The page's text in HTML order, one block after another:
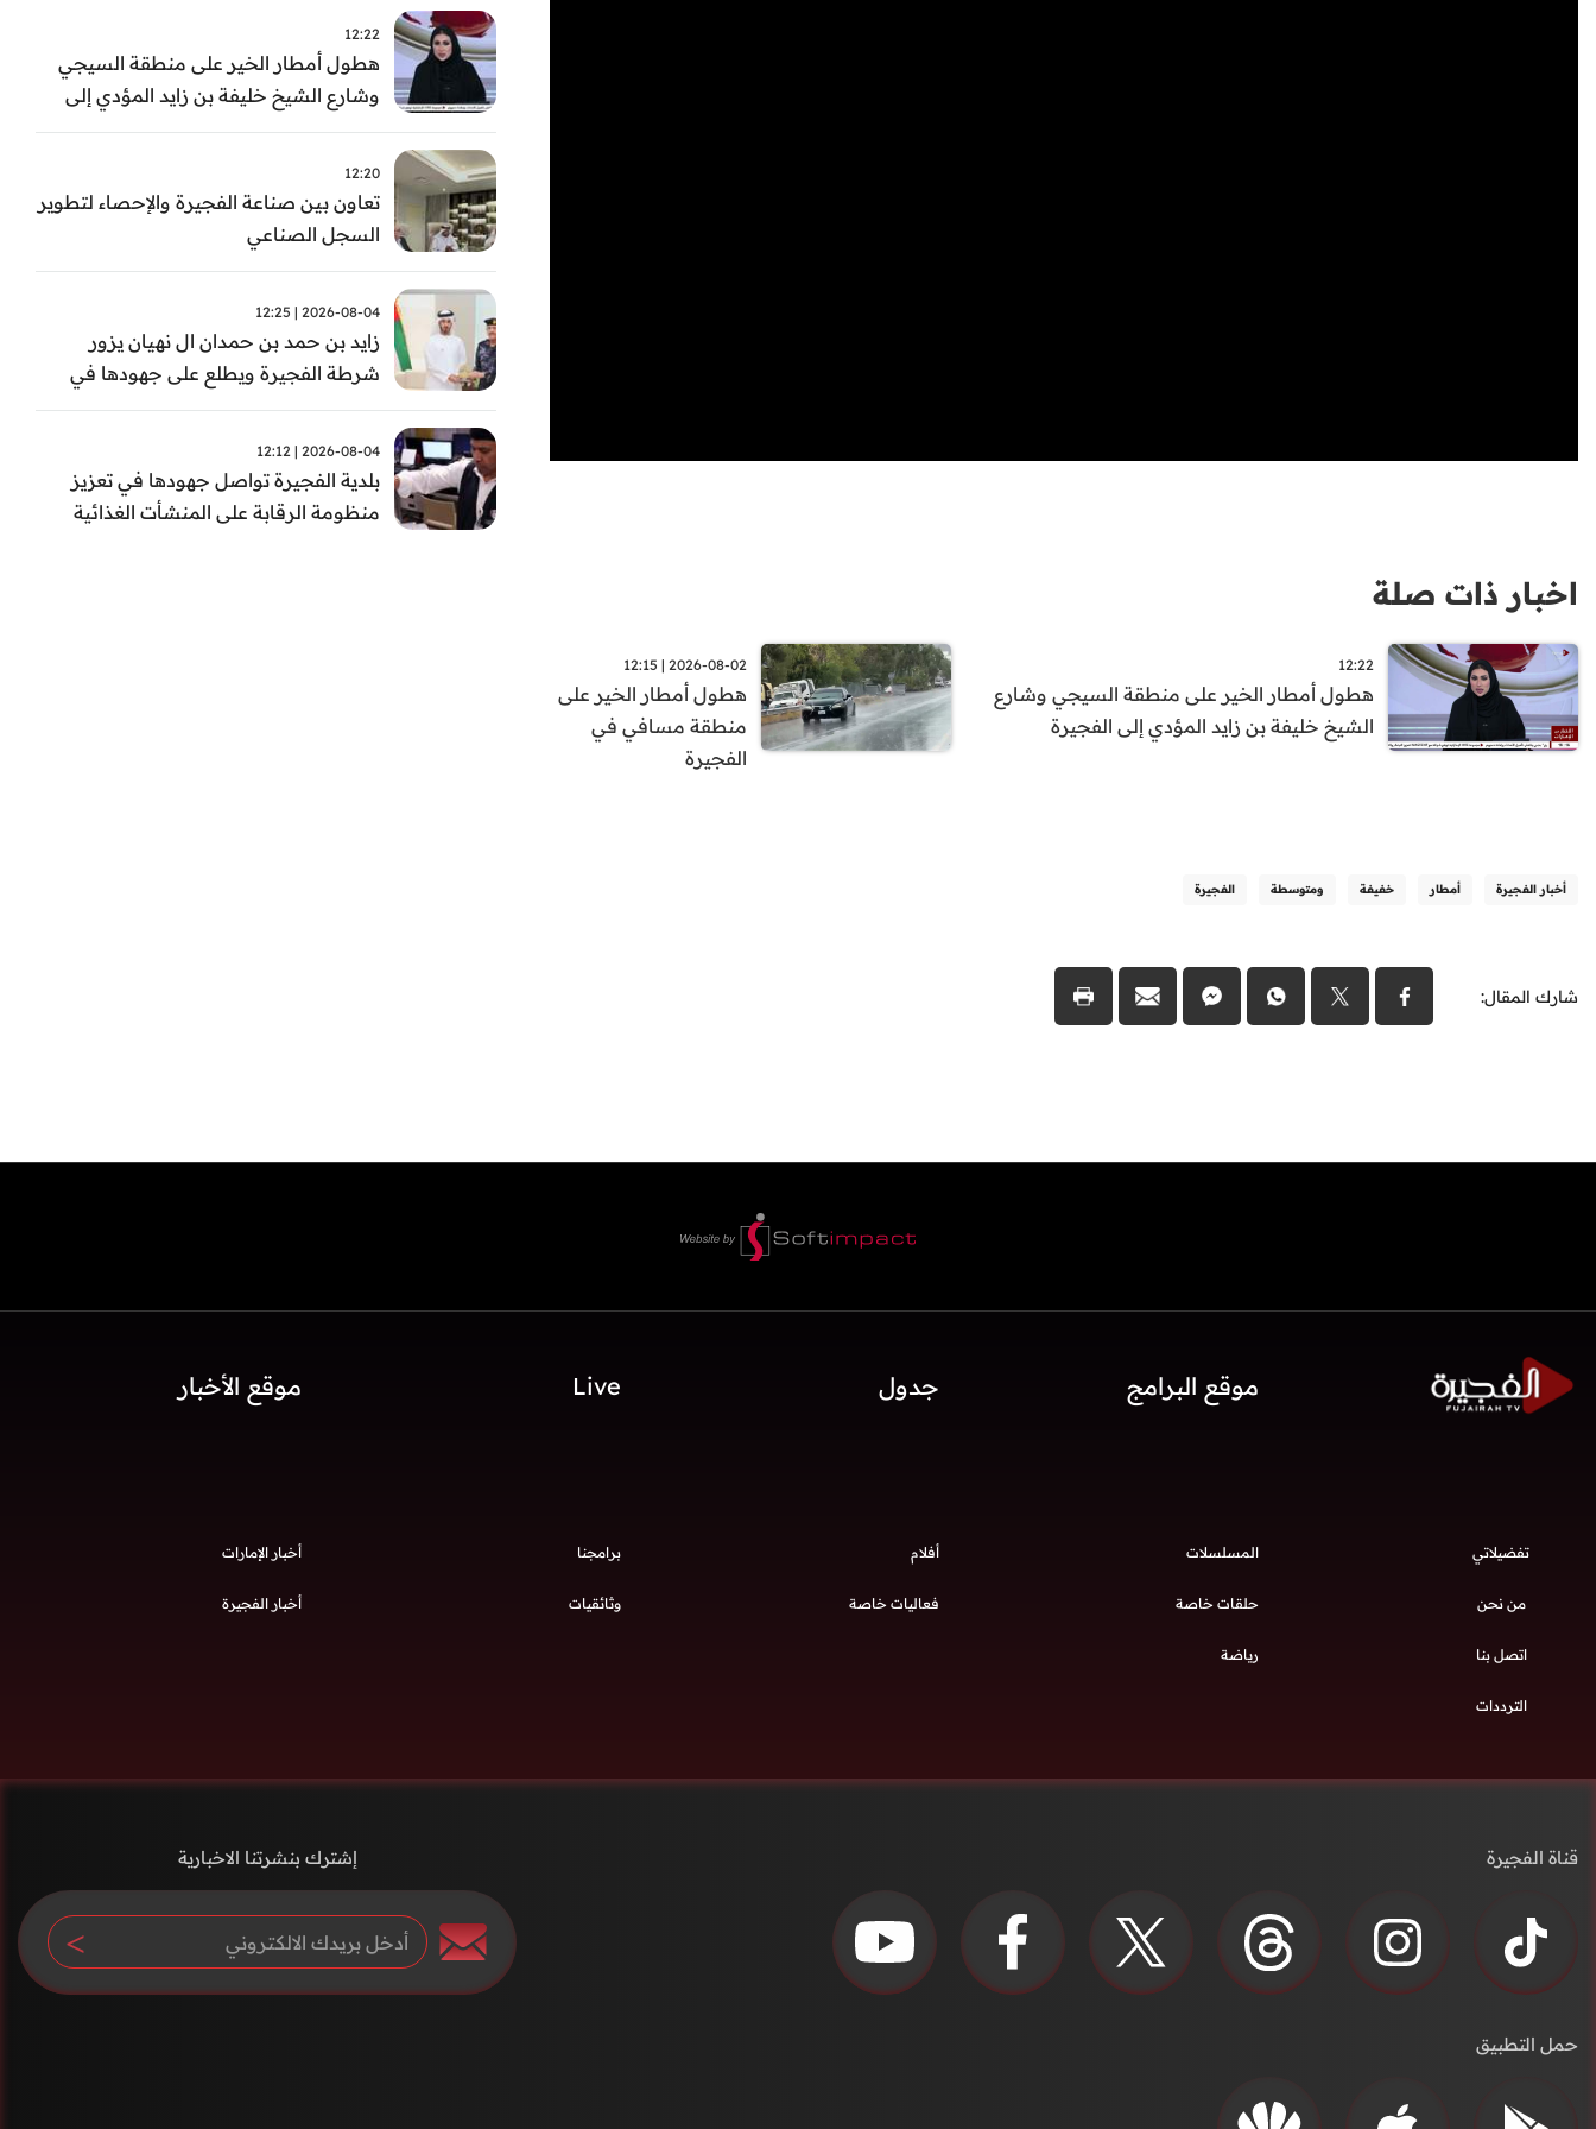
اخبار ذات صلة
12:22
هطول أمطار الخير على منطقة السيجي وشارع
الشيخ خليفة بن زايد المؤدي إلى الفجيرة
2026-08-02 | 12:15
هطول أمطار الخير على
منطقة مسافي في
الفجيرة
أخبار الفجيرة أمطار خفيفة ومتوسطة الفجيرة
شارك المقال:
12:22
هطول أمطار الخير على منطقة السيجي
وشارع الشيخ خليفة بن زايد المؤدي إلى
الفجيرة
12:20
تعاون بين صناعة الفجيرة والإحصاء لتطوير
السجل الصناعي
2026-08-04 | 12:25
زايد بن حمد بن حمدان ال نهيان يزور
شرطة الفجيرة ويطلع على جهودها في
مكافحة المخدرات
2026-08-04 | 12:12
بلدية الفجيرة تواصل جهودها في تعزيز
منظومة الرقابة على المنشأت الغذائية
موقع البرامج جدول Live موقع الأخبار
تفضيلاتي
من نحن
اتصل بنا
الترددات
المسلسلات أفلام برامجنا
حلقات خاصة فعاليات خاصة وثائقيات
رياضة
أخبار الإمارات
أخبار الفجيرة
قناة الفجيرة
حمل التطبيق
إشترك بنشرتنا الاخبارية